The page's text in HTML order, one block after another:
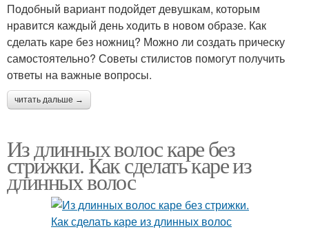
Подобный вариант подойдет девушкам, которым
нравится каждый день ходить в новом образе. Как
сделать каре без ножниц? Можно ли создать прическу
самостоятельно? Советы стилистов помогут получить
ответы на важные вопросы.
читать дальше →
Из длинных волос каре без
стрижки. Как сделать каре из
длинных волос